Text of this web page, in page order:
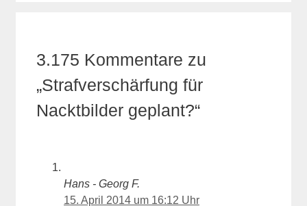
3.175 Kommentare zu
„Strafverschärfung für
Nacktbilder geplant?“
Hans - Georg F.
15. April 2014 um 16:12 Uhr